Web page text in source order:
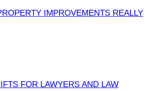
IMPROVEMENTS REALLY
FOR LAWYERS AND LAW